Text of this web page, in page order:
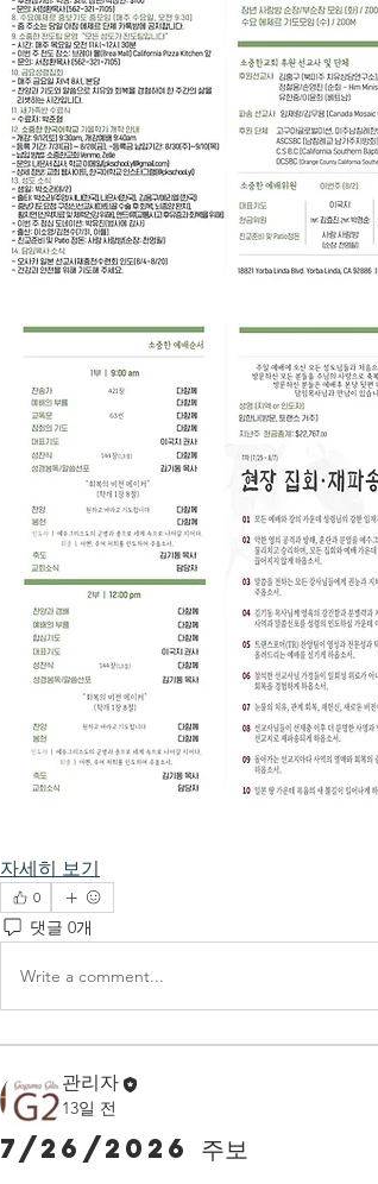
자세히 보기
0
댓글 0개
Write a comment...
관리자
13일 전
7/26/2026 주보